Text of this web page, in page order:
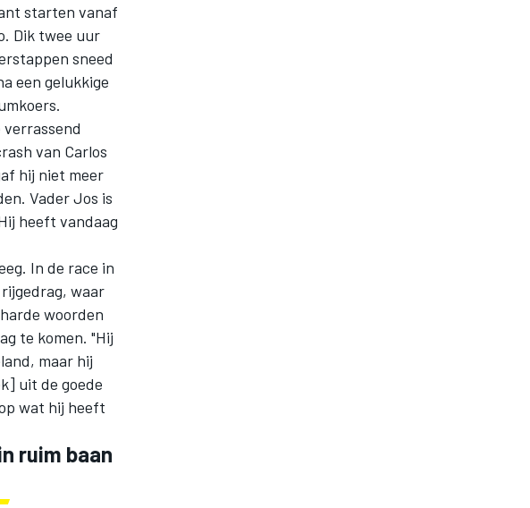
starten vanaf
Dik twee uur
sneed
een gelukkige
van Carlos
hij niet meer
Vader Jos is
heeft vandaag
In de race in
waar
woorden
te komen. "Hij
maar hij
uit de goede
wat hij heeft
ruim baan